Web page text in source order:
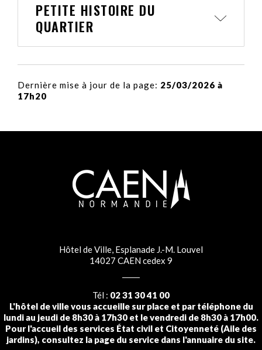
PETITE HISTOIRE DU
QUARTIER
Dernière mise à jour de la page: 25/03/2026 à
17h20
Hôtel de Ville, Esplanade J.-M. Louvel
14027 CAEN cedex 9
Tél : 02 31 30 41 00
L'hôtel de ville vous accueille sur place et par téléphone du
lundi au jeudi de 8h30 à 17h30 et le vendredi de 8h30 à 17h00.
Pour l'accueil des services État civil et Citoyenneté (Aile des
jardins), consultez la page du service dans l'annuaire du site.